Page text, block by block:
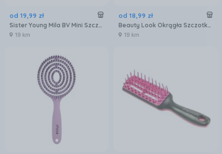
od 19,99 zł
Sister Young Mila BV Mini Szczotka Do Włosów Z Włosiem Z Dzika Liliac
19 km
od 18,99 zł
Beauty Look Okrągła Szczotka Do Włosów 400446 Z Metalową Obudową
19 km